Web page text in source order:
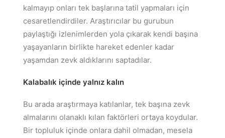
kalmayıp onları tek başlarına tatil yapmaları için
cesaretlendirdiler. Araştırıcılar bu gurubun
paylaştığı izlenimlerden yola çıkarak kendi başına
yaşayanların birlikte hareket edenler kadar
yaşamdan zevk aldıklarını saptadılar.
Kalabalık içinde yalnız kalın
Bu arada araştırmaya katılanlar, tek başına zevk
almalarını olanaklı kılan faktörleri ortaya koydular.
Bir topluluk içinde onlara dahil olmadan, mesela